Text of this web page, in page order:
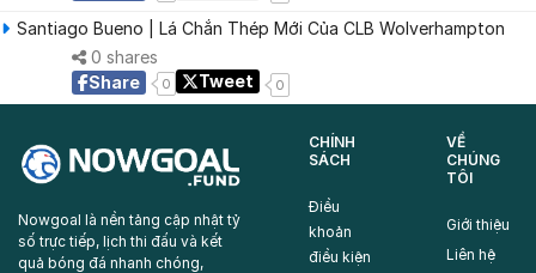
Santiago Bueno | Lá Chắn Thép Mới Của CLB Wolverhampton
0 shares
Share
0 Tweet 0
Nowgoal là nền tảng cập nhật tỷ
số trực tiếp, lịch thi đấu và kết
quả bóng đá nhanh chóng,
CHÍNH
SÁCH
Điều
khoản
điều kiện
VỀ
CHÚNG
TÔI
Giới thiệu
Liên hệ